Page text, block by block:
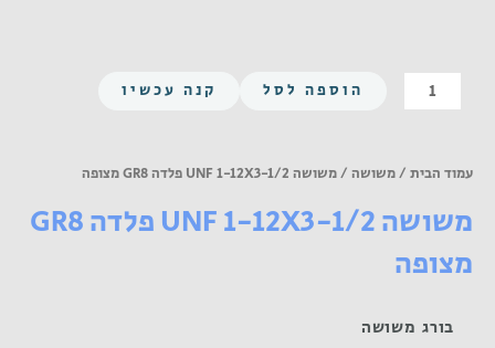
כמות
של
12X3-
פלדה
מצופה
הוספה לסל קנה עכשיו
עמוד הבית /משושה / משושה UNF 1-12X3-1/2 פלדה GR8 מצופה
משושה UNF 1-12X3-1/2 פלדה GR8
מצופה
בורג משושה